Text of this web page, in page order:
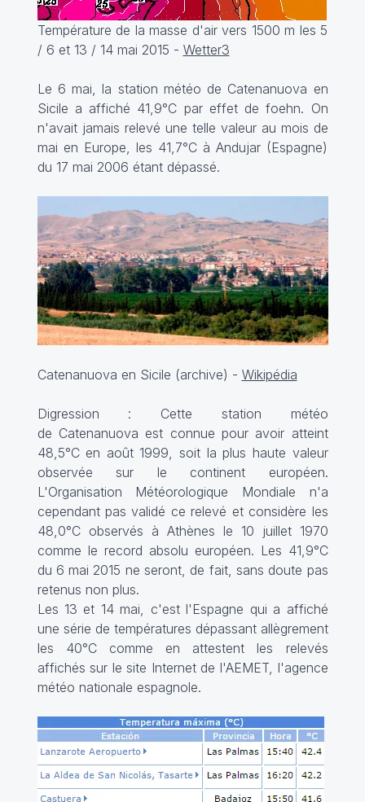
Température de la masse d'air vers 1500 m les 5
/ 6 et 13 / 14 mai 2015 - Wetter3
Le 6 mai, la station météo de Catenanuova en
Sicile a affiché 41,9°C par effet de foehn. On
n'avait jamais relevé une telle valeur au mois de
mai en Europe, les 41,7°C à Andujar (Espagne)
du 17 mai 2006 étant dépassé.
Catenanuova en Sicile (archive) - Wikipédia
Digression : Cette station météo
de Catenanuova est connue pour avoir atteint
48,5°C en août 1999, soit la plus haute valeur
observée sur le continent européen.
L'Organisation Météorologique Mondiale n'a
cependant pas validé ce relevé et considère les
48,0°C observés à Athènes le 10 juillet 1970
comme le record absolu européen. Les 41,9°C
du 6 mai 2015 ne seront, de fait, sans doute pas
retenus non plus.
Les 13 et 14 mai, c'est l'Espagne qui a affiché
une série de températures dépassant allègrement
les 40°C comme en attestent les relevés
affichés sur le site Internet de l'AEMET, l'agence
météo nationale espagnole.